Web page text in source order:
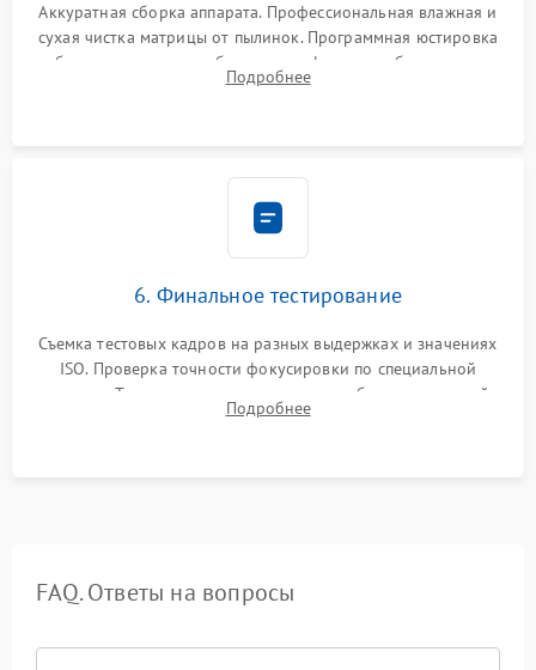
Аккуратная сборка аппарата. Профессиональная влажная и
сухая чистка матрицы от пылинок. Программная юстировка
рабочего отрезка, калибровка автофокуса, стабилизатора и
экспозамера с помощью сервисного ПО.
Подробнее
6. Финальное тестирование
Съемка тестовых кадров на разных выдержках и значениях
ISO. Проверка точности фокусировки по специальной
мишени. Тест записи на карту памяти, работы встроенной
вспышки, микрофона и всех кнопок управления.
Подробнее
FAQ. Ответы на вопросы